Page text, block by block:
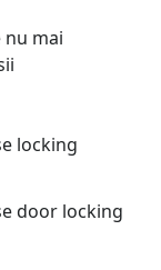
nu mai
locking
door locking